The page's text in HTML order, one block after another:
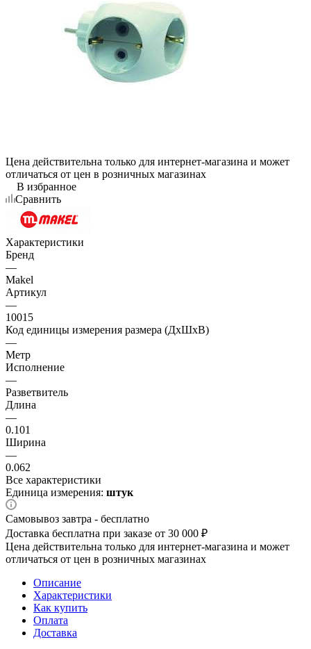
Цена действительна только для интернет-магазина и может
отличаться от цен в розничных магазинах
В избранное
Сравнить
Характеристики
Бренд
—
Makel
Артикул
—
10015
Код единицы измерения размера (ДхШхВ)
—
Метр
Исполнение
—
Разветвитель
Длина
—
0.101
Ширина
—
0.062
Все характеристики
Единица измерения: штук
Самовывоз завтра - бесплатно
Доставка бесплатна при заказе от 30 000 ₽
Цена действительна только для интернет-магазина и может
отличаться от цен в розничных магазинах
Описание
Характеристики
Как купить
Оплата
Доставка